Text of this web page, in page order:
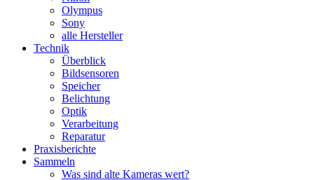
Olympus
Sony
alle Hersteller
Technik
Überblick
Bildsensoren
Speicher
Belichtung
Optik
Verarbeitung
Reparatur
Praxisberichte
Sammeln
Was sind alte Kameras wert?